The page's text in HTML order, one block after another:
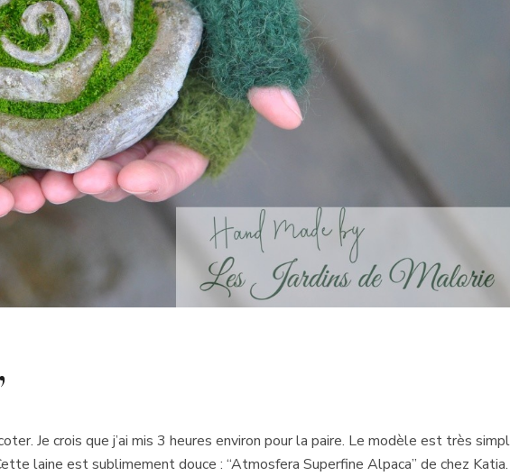
Je crois que j’ai mis 3 heures environ pour la paire. Le modèle est très
laine est sublimement douce : “Atmosfera Superfine Alpaca” de chez